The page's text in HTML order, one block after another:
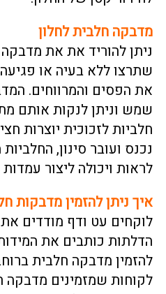
מדבקה חלבית לחלון
ניתן להוריד את את
שתרצו ללא בעיה או
את הפסים והמרווחים.
שמש וניתן לנקות אותם
חלביות לזכוכית יוצרות
נכנס ועובר סינון,
לראות ויכולה ליצור
איך ניתן להזמיןמדבקות
לוקחים עט ודף מודדים
הדלתות כותבים את
להזמין מדבקה חלבית
לקוחות שמזמינים מדבקה